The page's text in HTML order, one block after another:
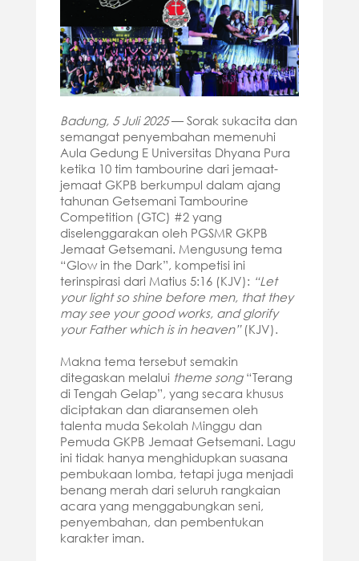
Badung, 5 Juli 2025— Sorak sukacita dan
semangat penyembahan memenuhi
Aula Gedung E Universitas Dhyana Pura
ketika 10 tim tambourine dari jemaat-
jemaat GKPB berkumpul dalam ajang
tahunan Getsemani Tambourine
Competition (GTC) #2 yang
diselenggarakan oleh PGSMR GKPB
Jemaat Getsemani. Mengusung tema
“Glow in the Dark”, kompetisi ini
terinspirasi dari Matius 5:16 (KJV): “Let
your light so shine before men, that they
may see your good works, and glorify
your Father which is in heaven”(KJV).
Makna tema tersebut semakin
ditegaskan melalui theme song“Terang
di Tengah Gelap”, yang secara khusus
diciptakan dan diaransemen oleh
talenta muda Sekolah Minggu dan
Pemuda GKPB Jemaat Getsemani. Lagu
ini tidak hanya menghidupkan suasana
pembukaan lomba, tetapi juga menjadi
benang merah dari seluruh rangkaian
acara yang menggabungkan seni,
penyembahan, dan pembentukan
karakter iman.